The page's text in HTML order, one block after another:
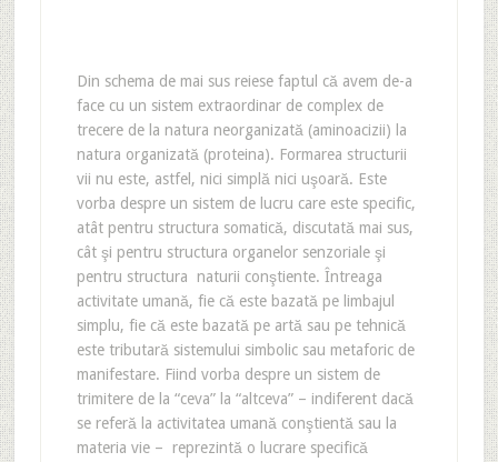
Din schema de mai sus reiese faptul că avem de-a
face cu un sistem extraordinar de complex de
trecere de la natura neorganizată (aminoacizii) la
natura organizată (proteina). Formarea structurii
vii nu este, astfel, nici simplă nici uşoară. Este
vorba despre un sistem de lucru care este specific,
atât pentru structura somatică, discutată mai sus,
cât şi pentru structura organelor senzoriale şi
pentru structura naturii conştiente. Întreaga
activitate umană, fie că este bazată pe limbajul
simplu, fie că este bazată pe artă sau pe tehnică
este tributară sistemului simbolic sau metaforic de
manifestare. Fiind vorba despre un sistem de
trimitere de la “ceva” la “altceva” – indiferent dacă
se referă la activitatea umană conştientă sau la
materia vie – reprezintă o lucrare specifică